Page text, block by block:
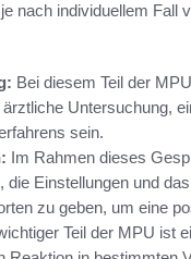
nach individuellem
Bei diesem Teil der
Untersuchung,
sein.
Im Rahmen dieses
Einstellungen und
zu geben, um eine
Teil der MPU ist